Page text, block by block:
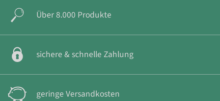
Über 8.000 Produkte
sichere & schnelle Zahlung
geringe Versandkosten